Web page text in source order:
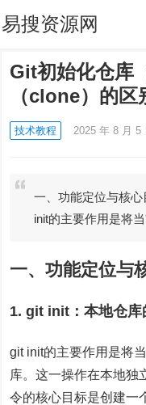
易搜资源网
Git初始化仓库
（clone）的区
技术教程 2025 年 8 月 5
一、功能定位与核
init的主要作用是将
一、功能定位与
1. git init：本地仓库
git init的主要作用是将
库。这一操作在本地独
令的核心目标是创建一